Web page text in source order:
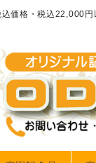
価格・税込22,000